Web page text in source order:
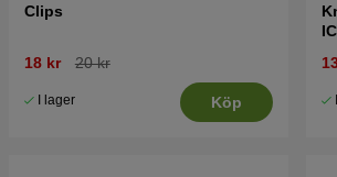
Clips
18 kr 20 kr
I lager Köp